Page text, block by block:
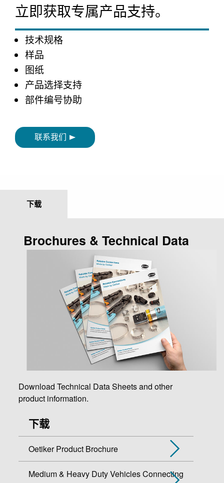
立即获取专属产品支持。
技术规格
样品
图纸
产品选择支持
部件编号协助
联系我们
下载
Brochures & Technical Data
Download Technical Data Sheets and other
product information.
下载
Oetiker Product Brochure
Medium & Heavy Duty Vehicles Connecting